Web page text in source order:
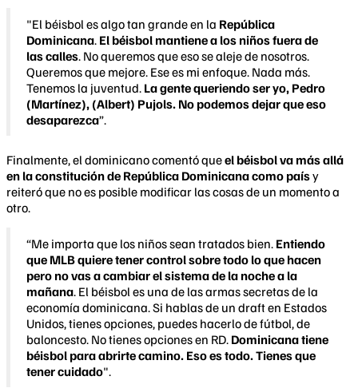
"El béisbol es algo tan grande en la República
Dominicana. El béisbol mantiene a los niños fuera de
las calles. No queremos que eso se aleje de nosotros.
Queremos que mejore. Ese es mi enfoque. Nada más.
Tenemos la juventud. La gente queriendo ser yo, Pedro
(Martínez), (Albert) Pujols. No podemos dejar que eso
desaparezca”.
Finalmente, el dominicano comentó queel béisbol va más allá
en la constitución de República Dominicana como paísy
reiteró que no es posible modificar las cosas de un momento a
otro.
“Me importa que los niños sean tratados bien. Entiendo
que MLB quiere tener control sobre todo lo que hacen
pero no vas a cambiar el sistema de la noche a la
mañana. El béisbol es una de las armas secretas de la
economía dominicana. Si hablas de un draft en Estados
Unidos, tienes opciones, puedes hacerlo de fútbol, de ​​
baloncesto. No tienes opciones en RD. Dominicana tiene
béisbol para abrirte camino. Eso es todo. Tienes que
tener cuidado".